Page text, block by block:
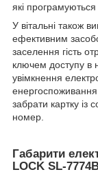
які
У вітальні також
ефективним
заселення гість
ключем доступу в
увімкнення
енергоспоживання
забрати картку із
номер.
Габарити
LOCK SL-